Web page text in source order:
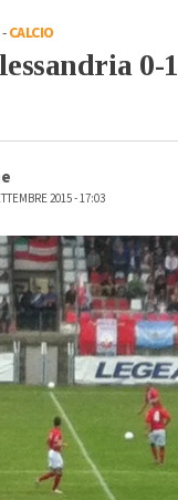
-CALCIO
0-
2015 - 17:03